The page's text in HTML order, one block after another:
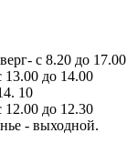
с 8.20 до 17.00
до 14.00
10
до 12.30
- выходной.